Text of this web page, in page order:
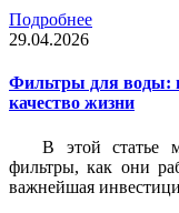
Подробнее
29.04.2026
Фильтры для воды:
качество жизни
В этой статье
фильтры, как они
важнейшая